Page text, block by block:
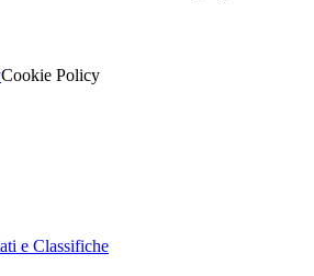
Cookie Policy
e Classifiche